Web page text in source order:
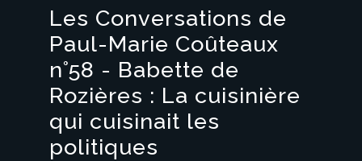
Video
Les Conversations de
Paul-Marie Coûteaux
n°58 - Babette de
Rozières : La cuisinière
qui cuisinait les
politiques